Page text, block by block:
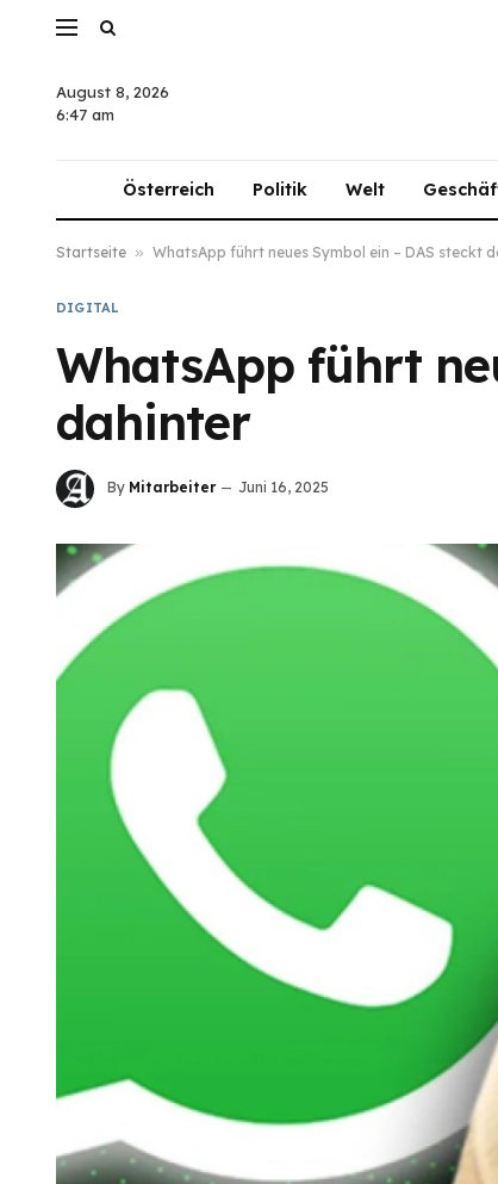
August 8, 2026
6:47 am
Österreich Politik Welt
Startseite » WhatsApp führt neues Symbol ein – DAS steckt
DIGITAL
WhatsApp führt
dahinter
By Mitarbeiter Juni 16, 2025